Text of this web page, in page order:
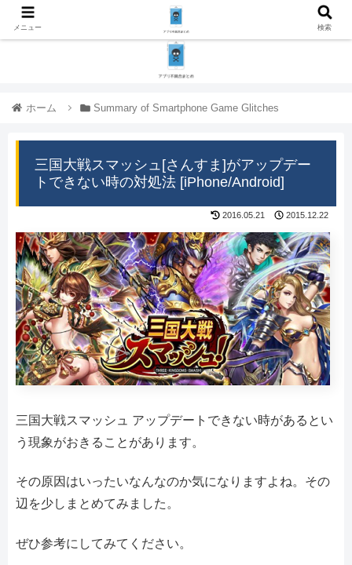
ホーム Summary of Smartphone Game Glitches
三国大戦スマッシュ[さんすま]がアップデー
トできない時の対処法 [iPhone/Android]
2016.05.21 2015.12.22
三国大戦スマッシュ アップデートできない時があるとい
う現象がおきることがあります。
その原因はいったいなんなのか気になりますよね。その
辺を少しまとめてみました。
ぜひ参考にしてみてください。
メニュー 検索